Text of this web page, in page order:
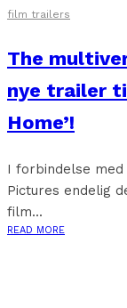
film trailers
The
nye trailer
Home’!
I forbindelse
Pictures endelig
film...
READ MORE